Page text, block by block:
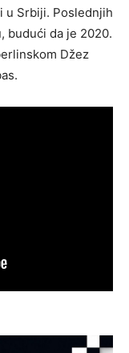
u Srbiji. Poslednjih
budući da je 2020.
Džez